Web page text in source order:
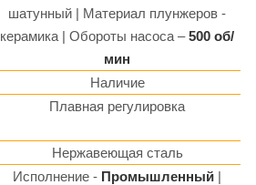
шатунный | Материал плунжеров -
керамика | Обороты насоса –500 об/
мин
Наличие
Плавная регулировка
Нержавеющая сталь
Исполнение - Промышленный |